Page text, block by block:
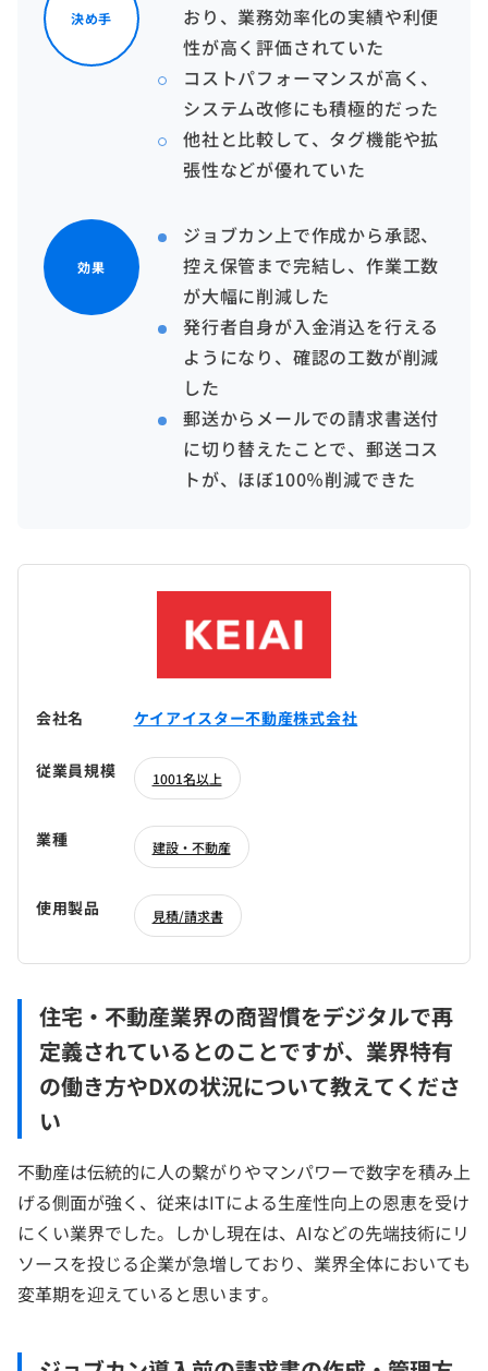
決め手
おり、業務効率化の実績や利便
性が高く評価されていた
コストパフォーマンスが高く、
システム改修にも積極的だった
他社と比較して、タグ機能や拡
張性などが優れていた
効果
ジョブカン上で作成から承認、
控え保管まで完結し、作業工数
が大幅に削減した
発行者自身が入金消込を行える
ようになり、確認の工数が削減
した
郵送からメールでの請求書送付
に切り替えたことで、郵送コス
トが、ほぼ100％削減できた
会社名 ケイアイスター不動産株式会社
従業員規模 1001名以上
業種 建設・不動産
使用製品 見積/請求書
住宅・不動産業界の商習慣をデジタルで再
定義されているとのことですが、業界特有
の働き方やDXの状況について教えてくださ
い
不動産は伝統的に人の繋がりやマンパワーで数字を積み上
げる側面が強く、従来はITによる生産性向上の恩恵を受け
にくい業界でした。しかし現在は、AIなどの先端技術にリ
ソースを投じる企業が急増しており、業界全体においても
変革期を迎えていると思います。